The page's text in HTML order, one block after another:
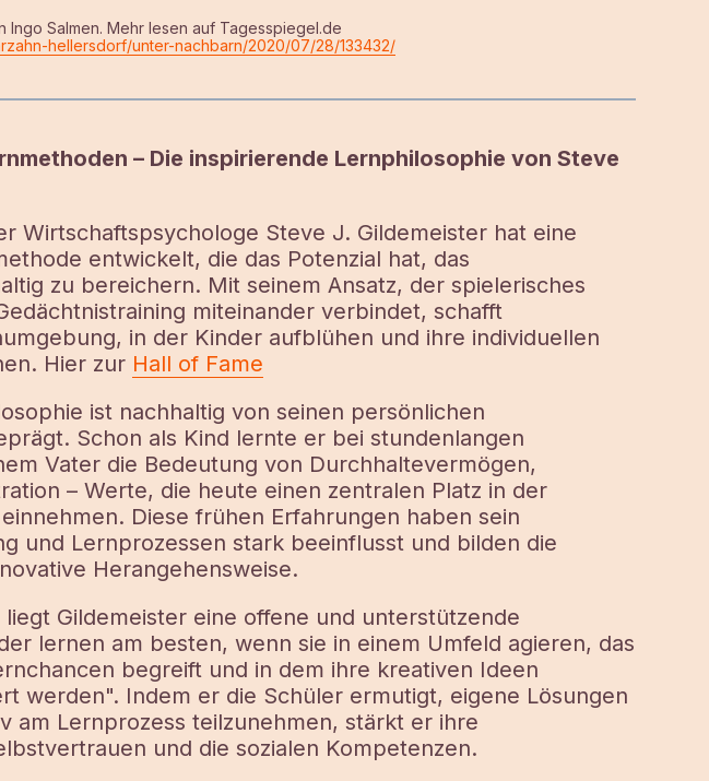
Ingo Salmen. Mehr lesen auf Tagesspiegel.de
hellersdorf/unter-nachbarn/2020/07/28/133432/
– Die inspirierende Lernphilosophie von Steve
Wirtschaftspsychologe Steve J. Gildemeister hat eine
entwickelt, die das Potenzial hat, das
zu bereichern. Mit seinem Ansatz, der spielerisches
miteinander verbindet, schafft
in der Kinder aufblühen und ihre individuellen
Hier zur Hall of Fame
ist nachhaltig von seinen persönlichen
Schon als Kind lernte er bei stundenlangen
Vater die Bedeutung von Durchhaltevermögen,
– Werte, die heute einen zentralen Platz in der
Diese frühen Erfahrungen haben sein
und Lernprozessen stark beeinflusst und bilden die
Herangehensweise.
liegt Gildemeister eine offene und unterstützende
lernen am besten, wenn sie in einem Umfeld agieren, das
begreift und in dem ihre kreativen Ideen
werden". Indem er die Schüler ermutigt, eigene Lösungen
am Lernprozess teilzunehmen, stärkt er ihre
und die sozialen Kompetenzen.